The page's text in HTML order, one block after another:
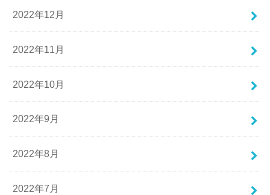
2022年12月
2022年11月
2022年10月
2022年9月
2022年8月
2022年7月